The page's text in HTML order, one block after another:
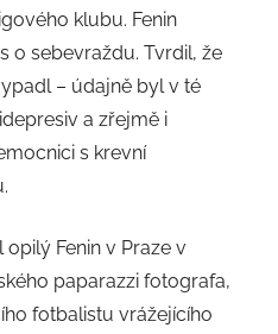
klubu. Fenin
o sebevraždu. Tvrdil, že
– údajně byl v té
a zřejmě i
s krevní
Fenin v Praze v
paparazzi fotografa,
fotbalistu vrážejícího